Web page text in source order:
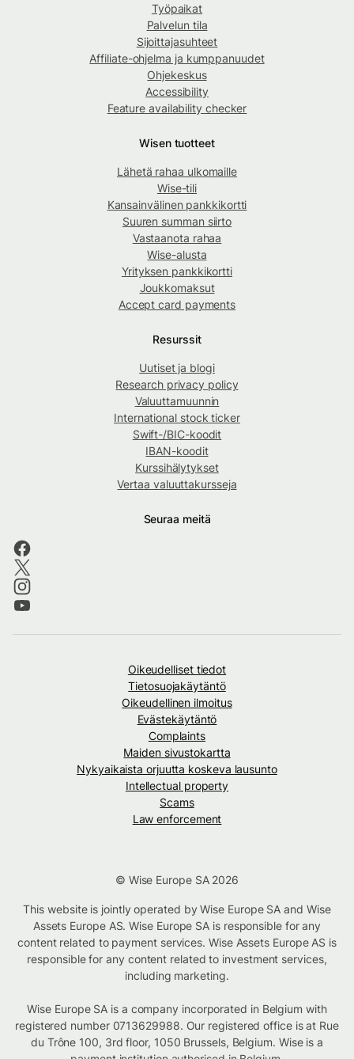
Työpaikat
Palvelun tila
Sijoittajasuhteet
Affiliate-ohjelma ja kumppanuudet
Ohjekeskus
Accessibility
Feature availability checker
Wisen tuotteet
Lähetä rahaa ulkomaille
Wise-tili
Kansainvälinen pankkikortti
Suuren summan siirto
Vastaanota rahaa
Wise-alusta
Yrityksen pankkikortti
Joukkomaksut
Accept card payments
Resurssit
Uutiset ja blogi
Research privacy policy
Valuuttamuunnin
International stock ticker
Swift-/BIC-koodit
IBAN-koodit
Kurssihälytykset
Vertaa valuuttakursseja
Seuraa meitä
Oikeudelliset tiedot
Tietosuojakäytäntö
Oikeudellinen ilmoitus
Evästekäytäntö
Complaints
Maiden sivustokartta
Nykyaikaista orjuutta koskeva lausunto
Intellectual property
Scams
Law enforcement
© Wise Europe SA 2026
This website is jointly operated by Wise Europe SA and Wise
Assets Europe AS. Wise Europe SA is responsible for any
content related to payment services. Wise Assets Europe AS is
responsible for any content related to investment services,
including marketing.
Wise Europe SA is a company incorporated in Belgium with
registered number 0713629988. Our registered office is at Rue
du Trône 100, 3rd floor, 1050 Brussels, Belgium. Wise is a